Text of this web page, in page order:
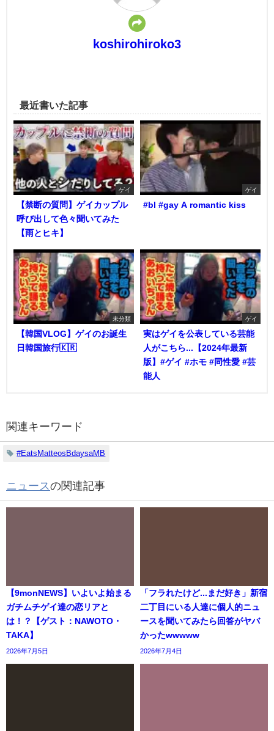
koshirohiroko3
最近書いた記事
ゲイ
【禁断の質問】ゲイカップル
呼び出して色々聞いてみた
【雨とヒキ】
ゲイ
#bl #gay A romantic kiss
未分類
【韓国VLOG】ゲイのお誕生
日韓国旅行🇰🇷
ゲイ
実はゲイを公表している芸能
人がこちら...【2024年最新
版】#ゲイ #ホモ #同性愛 #芸
能人
関連キーワード
#EatsMatteosBdaysaMB
ニュース の関連記事
【9monNEWS】いよいよ始まる
ガチムチゲイ達の恋リアと
は！？【ゲスト：NAWOTO・
TAKA】
2026年7月5日
「フラれたけど...まだ好き」新宿
二丁目にいる人達に個人的ニュ
ースを聞いてみたら回答がヤバ
かったwwwww
2026年7月4日